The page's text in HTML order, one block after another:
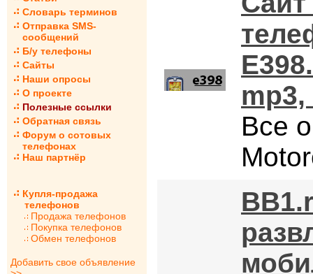
Словарь терминов
Отправка SMS-
сообщений
Б/у телефоны
Сайты
Наши опросы
О проекте
Полезные ссылки
Обратная связь
Форум о сотовых
телефонах
Наш партнёр
Купля-продажа
телефонов
Продажа телефонов
Покупка телефонов
Обмен телефонов
Добавить свое объявление
Все